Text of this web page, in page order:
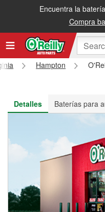
Encuentra la
Compra
Recibe tu orden gratis al
Hampton
Detalles
Baterías para